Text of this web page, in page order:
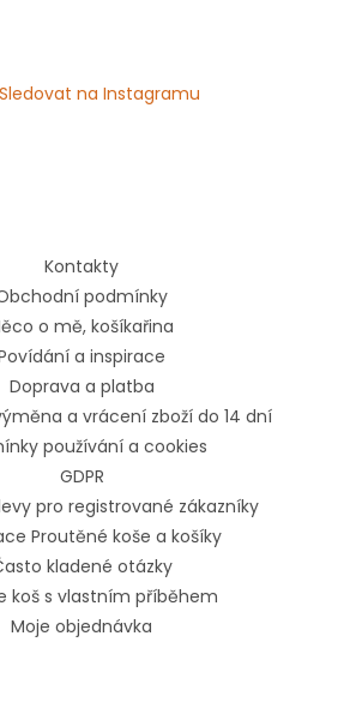
Sledovat na Instagramu
Kontakty
podmínky
o mě, košíkařina
a inspirace
Doprava a platba
a vrácení zboží do 14 dní
používání a cookies
GDPR
pro registrované zákazníky
Proutěné koše a košíky
kladené otázky
koš s vlastním příběhem
Moje objednávka